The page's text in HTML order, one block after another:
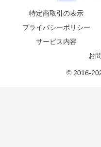
特定商取引の表示
プライバシーポリシー
サービス内容
お
© 2016-